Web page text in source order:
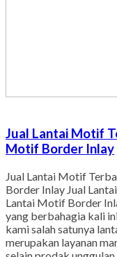
Jual Lantai Motif
Motif Border Inlay
Jual Lantai Motif
Border Inlay Jual
Lantai Motif Border
yang berbahagia kali
kami salah satunya
merupakan layanan